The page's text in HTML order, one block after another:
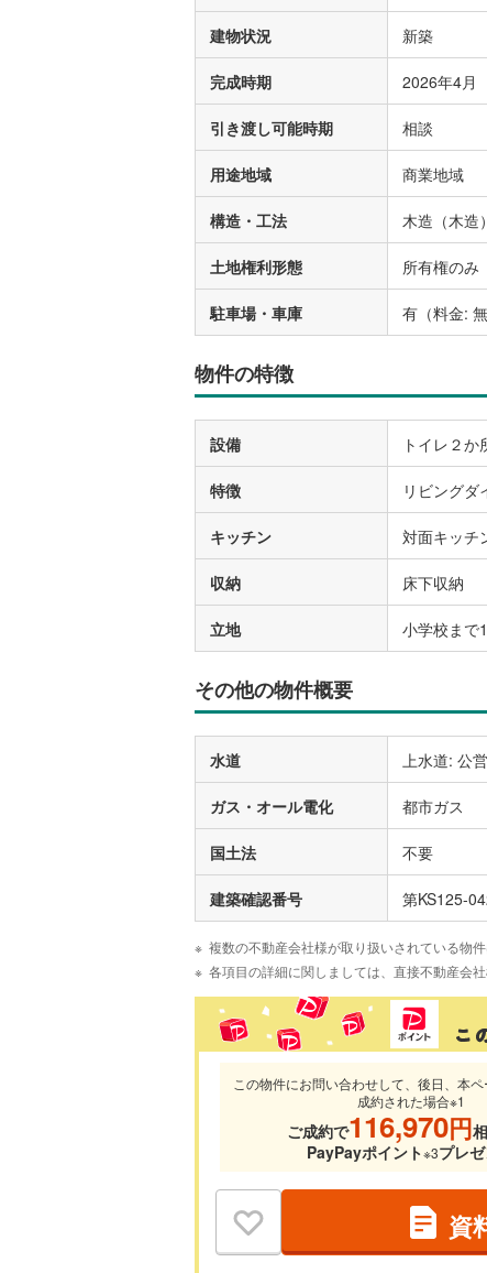
建物状況 新築
完成時期 2026年4月
引き渡し可能時期 相談
用途地域 商業地域
構造・工法 木造（木造）
土地権利形態 所有権のみ
駐車場・車庫 有（料金:
物件の特徴
設備 トイレ２
特徴 リビングダ
キッチン 対面キッチ
収納 床下収納
立地 小学校まで
その他の物件概要
水道 上水道: 公
ガス・オール電化 都市ガス
国土法 不要
建築確認番号 第KS125-
複数の不動産会社様が取り扱いされている物
各項目の詳細に関しましては、直接不動産会
この物件にお問い合わせして、後日、本
成約された場合※1
ご成約で116,970円
PayPayポイント※3プレ
資